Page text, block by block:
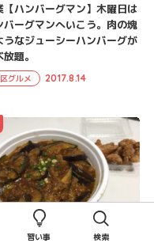
【ハンバーグマン】木曜日は
バーグマンへいこう。肉の塊
うなジューシーハンバーグが
題。
グルメ 2017.8.14
マデリカ】大江のコスパ抜群
習い事 検索